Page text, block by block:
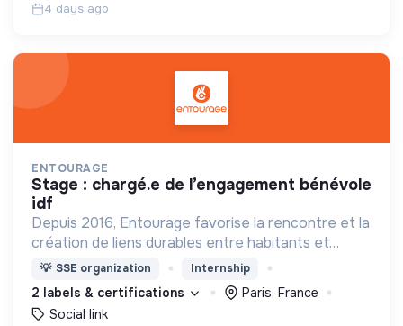
4 days ago
ENTOURAGE
stage : chargé.e de l’engagement bénévole
idf
Depuis 2016, Entourage favorise la rencontre et la
création de liens durables entre habitants et
personnes en précarité.
💡 SSE organization Internship
2 labels & certifications
Paris, France
Social link